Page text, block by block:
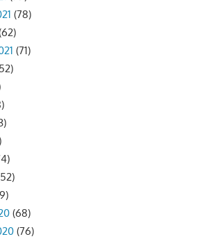
(78)
(71)
(68)
(76)